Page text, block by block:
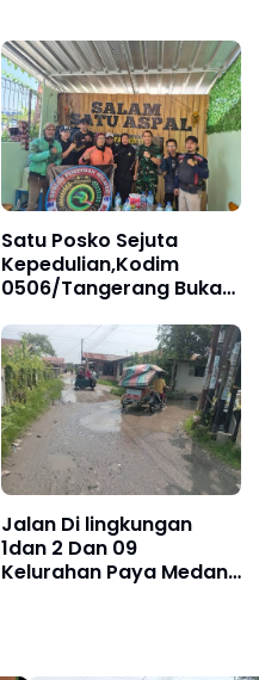
Bersama, dan Santunan
Anak Yatim Piatu
Satu Posko Sejuta
Kepedulian,Kodim
0506/Tangerang Buka
Ruang Komunikasi Baru
Wujudkan Kamtibmas‎
Jalan Di lingkungan
1dan 2 Dan 09
Kelurahan Paya Medan